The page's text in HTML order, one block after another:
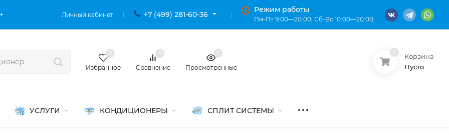
Личный кабинет +7 (499) 281-60-36
Режим работы
Пн-Пт 9:00—20:00; Сб-Вс 10:00—20:00;
Избранное Сравнение Просмотренные
Корзина
Пусто
УСЛУГИ КОНДИЦИОНЕРЫ СПЛИТ СИСТЕМЫ